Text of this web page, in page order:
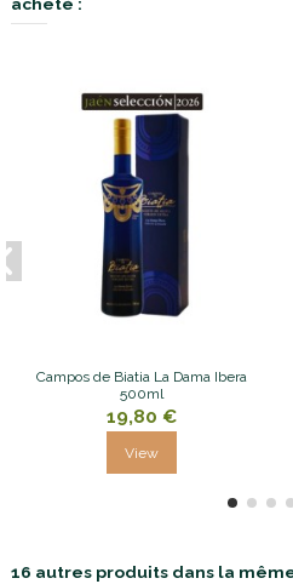
Campos de Biatia La Dama Ibera
500ml
19,80 €
View
16 autres produits dans la